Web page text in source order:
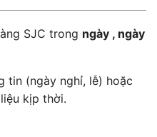
SJC trong ngày , ngày
tin (ngày nghỉ, lễ) hoặc
kịp thời.